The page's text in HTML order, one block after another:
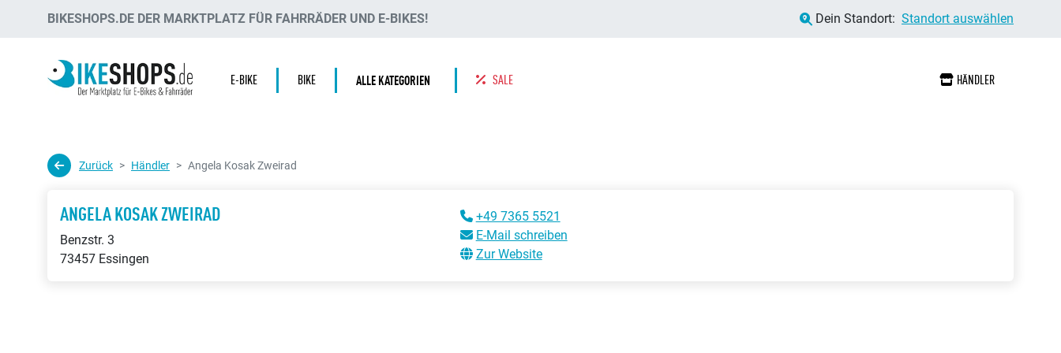
BIKESHOPS.DE DER MARKTPLATZ FÜR FAHRRÄDER UND E-BIKES! Dein Standort: Standort auswählen
E-BIKE BIKE ALLE KATEGORIEN SALE HÄNDLER
Zurück Händler Angela Kosak Zweirad
ANGELA KOSAK ZWEIRAD
Benzstr. 3
73457 Essingen
+49 7365 5521
E-Mail schreiben
Zur Website